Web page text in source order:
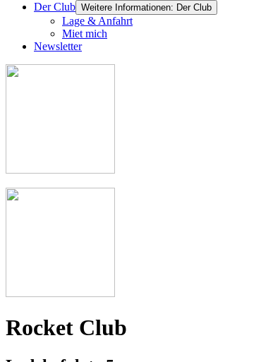
Der Club Weitere Informationen: Der Club
Lage & Anfahrt
Miet mich
Newsletter
Rocket Club